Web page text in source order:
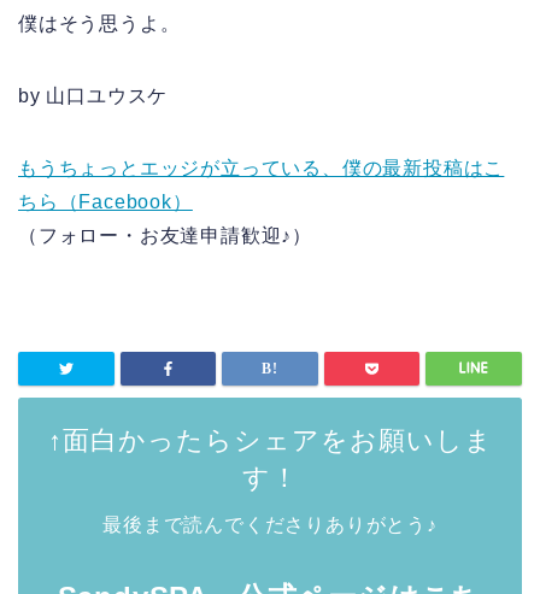
僕はそう思うよ。
by 山口ユウスケ
もうちょっとエッジが立っている、僕の最新投稿はこ
ちら（Facebook）
（フォロー・お友達申請歓迎♪）
↑面白かったらシェアをお願いしま
す！
最後まで読んでくださりありがとう♪